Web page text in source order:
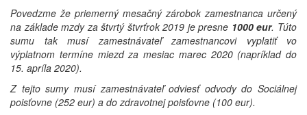
Povedzme že priemerný mesačný zárobok zamestnanca určený
na základe mzdy za štvrtý štvrťrok 2019 je presne 1000 eur. Túto
sumu tak musí zamestnávateľ zamestnancovi vyplatiť vo
výplatnom termíne miezd za mesiac marec 2020 (napríklad do
15. apríla 2020).
Z tejto sumy musí zamestnávateľ odviesť odvody do Sociálnej
poisťovne (252 eur) a do zdravotnej poisťovne (100 eur).